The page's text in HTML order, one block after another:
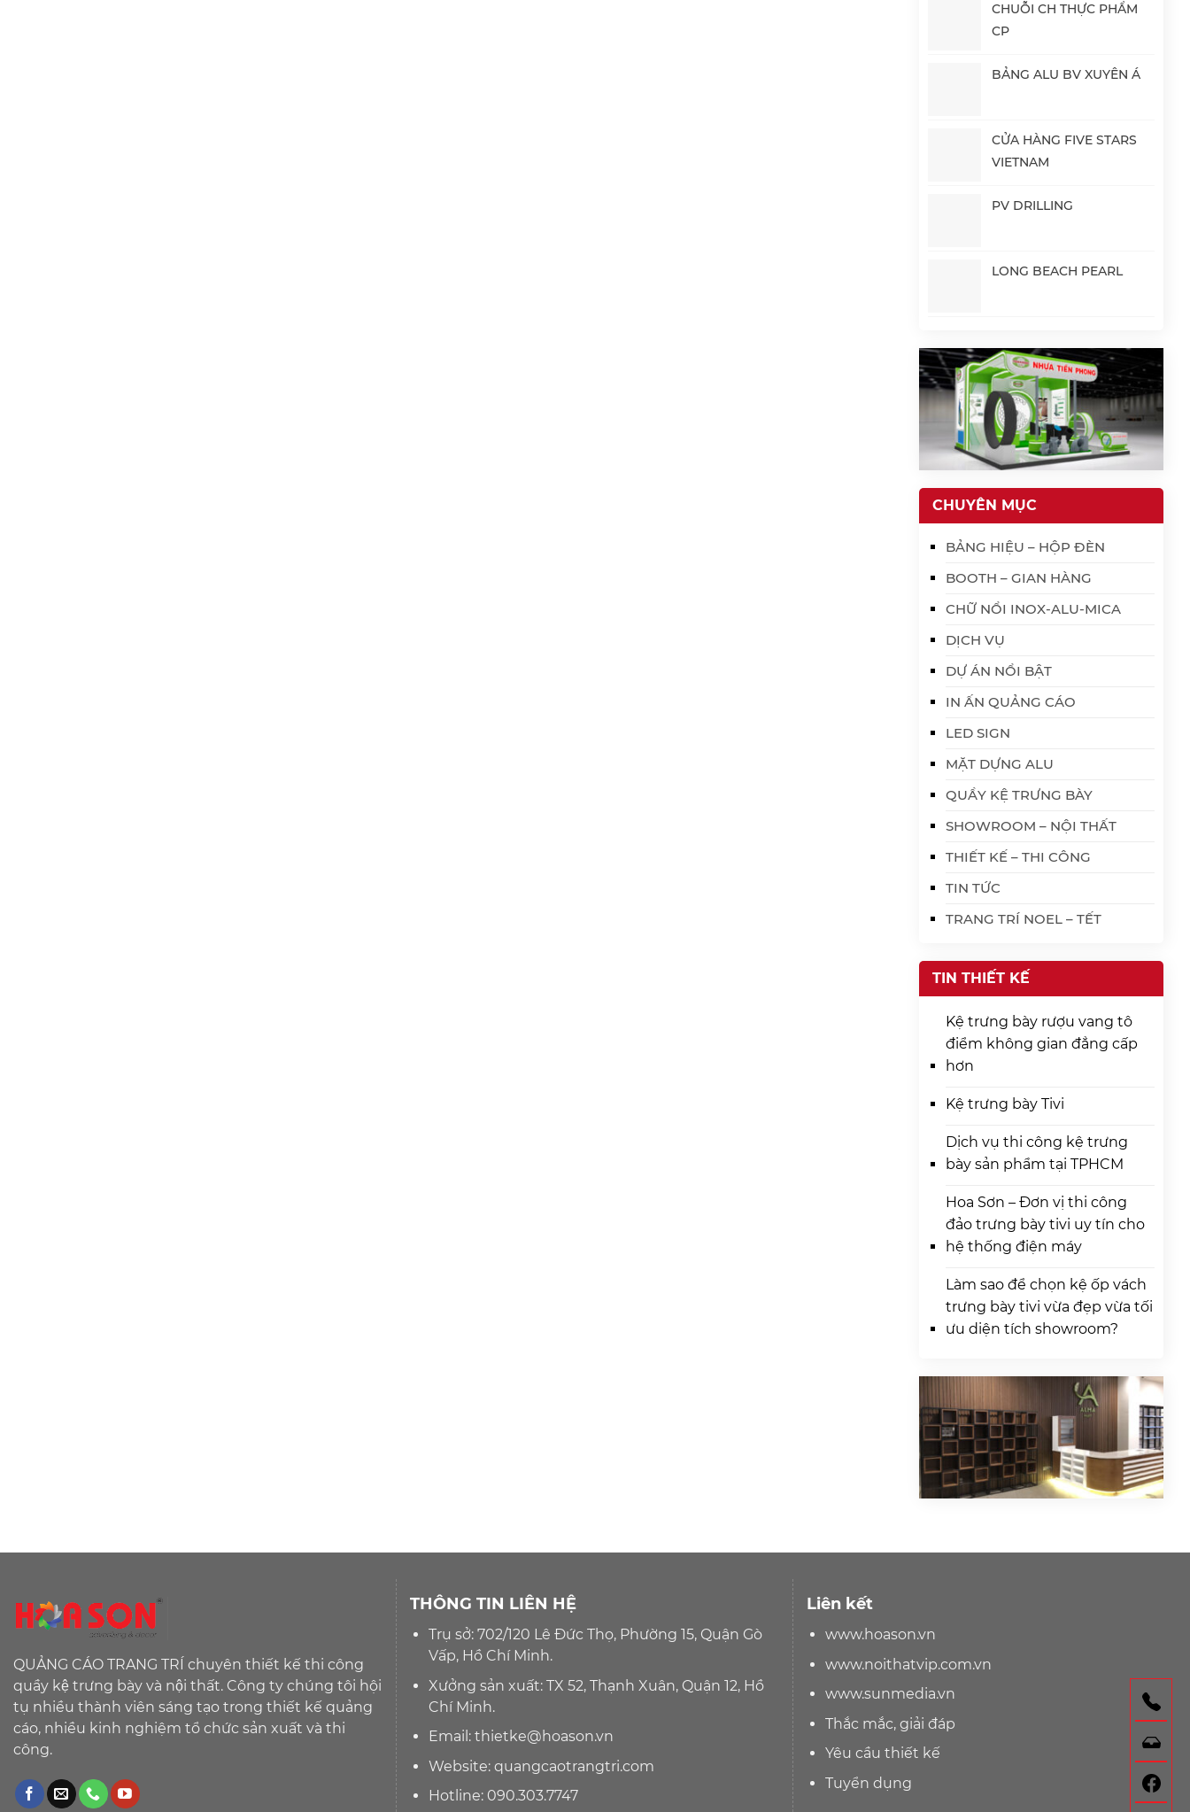
CHUỖI CH THỰC PHẨM
CP
BẢNG ALU BV XUYÊN Á
CỬA HÀNG FIVE STARS
VIETNAM
PV DRILLING
LONG BEACH PEARL
CHUYÊN MỤC
BẢNG HIỆU – HỘP ĐÈN
BOOTH – GIAN HÀNG
CHỮ NỔI INOX-ALU-MICA
DỊCH VỤ
DỰ ÁN NỔI BẬT
IN ẤN QUẢNG CÁO
LED SIGN
MẶT DỰNG ALU
QUẦY KỆ TRƯNG BÀY
SHOWROOM – NỘI THẤT
THIẾT KẾ – THI CÔNG
TIN TỨC
TRANG TRÍ NOEL – TẾT
TIN THIẾT KẾ
Kệ trưng bày rượu vang tô
điểm không gian đẳng cấp
hơn
Kệ trưng bày Tivi
Dịch vụ thi công kệ trưng
bày sản phẩm tại TPHCM
Hoa Sơn – Đơn vị thi công
đảo trưng bày tivi uy tín cho
hệ thống điện máy
Làm sao để chọn kệ ốp vách
trưng bày tivi vừa đẹp vừa tối
ưu diện tích showroom?
QUẢNG CÁO TRANG TRÍ chuyên thiết kế thi công
quầy kệ trưng bày và nội thất. Công ty chúng tôi hội
tụ nhiều thành viên sáng tạo trong thiết kế quảng
cáo, nhiều kinh nghiệm tổ chức sản xuất và thi
công.
THÔNG TIN LIÊN HỆ
Trụ sở: 702/120 Lê Đức Thọ, Phường 15, Quận Gò
Vấp, Hồ Chí Minh.
Xưởng sản xuất: TX 52, Thạnh Xuân, Quận 12, Hồ
Chí Minh.
Email: thietke@hoason.vn
Website:quangcaotrangtri.com
Hotline: 090.303.7747
Liên kết
www.hoason.vn
www.noithatvip.com.vn
www.sunmedia.vn
Thắc mắc, giải đáp
Yêu cầu thiết kế
Tuyển dụng